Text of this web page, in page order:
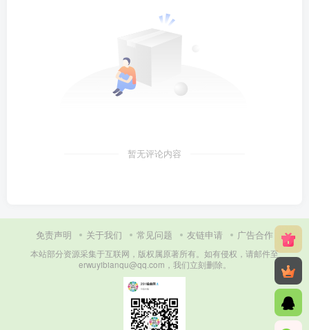
暂无评论内容
免责声明 关于我们 常见问题 友链申请 广告合作
本站部分资源采集于互联网，版权属原著所有。如有侵权，请邮件至
erwuyibianqu@qq.com，我们立刻删除。